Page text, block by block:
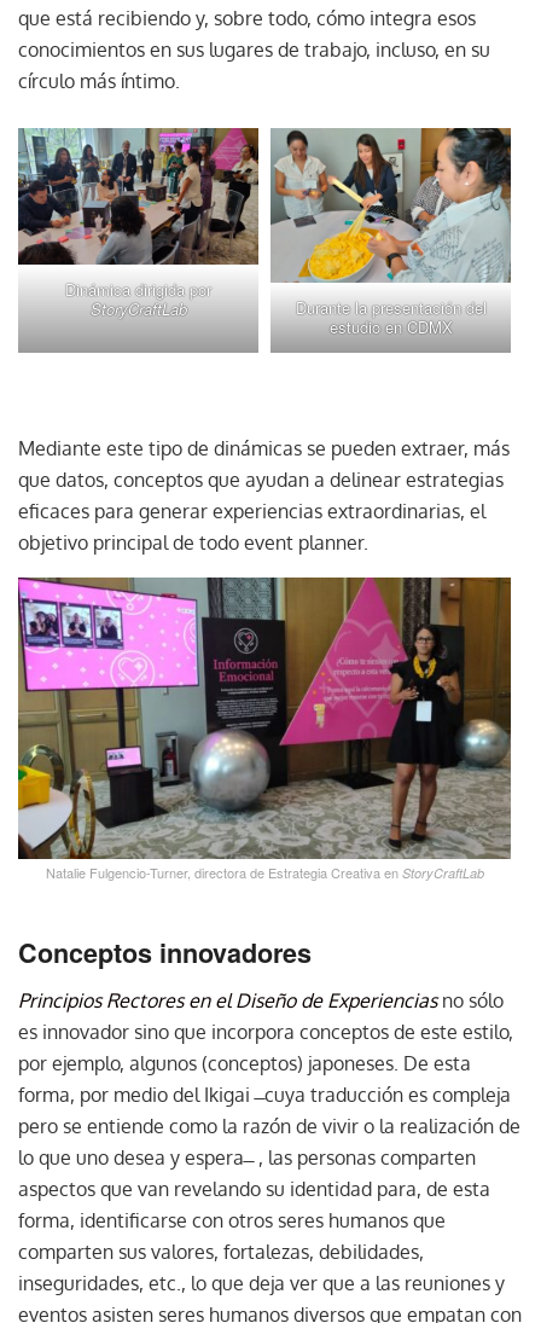
que está recibiendo y, sobre todo, cómo integra esos
conocimientos en sus lugares de trabajo, incluso, en su
círculo más íntimo.
Dinámica dirigida por
StoryCraftLab
Durante la presentación del
estudio en CDMX
Mediante este tipo de dinámicas se pueden extraer, más
que datos, conceptos que ayudan a delinear estrategias
eficaces para generar experiencias extraordinarias, el
objetivo principal de todo event planner.
Natalie Fulgencio-Turner, directora de Estrategia Creativa en StoryCraftLab
Conceptos innovadores
Principios Rectores en el Diseño de Experienciasno sólo
es innovador sino que incorpora conceptos de este estilo,
por ejemplo, algunos (conceptos) japoneses. De esta
forma, por medio del Ikigai ̶ cuya traducción es compleja
pero se entiende como la razón de vivir o la realización de
lo que uno desea y espera ̶ , las personas comparten
aspectos que van revelando su identidad para, de esta
forma, identificarse con otros seres humanos que
comparten sus valores, fortalezas, debilidades,
inseguridades, etc., lo que deja ver que a las reuniones y
eventos asisten seres humanos diversos que empatan con